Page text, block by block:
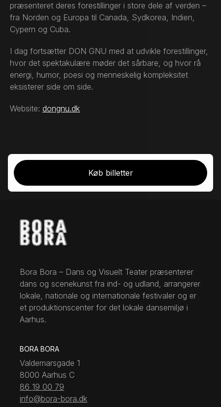
præsenteret deres forestillinger i store dele af verden –
fra Norden og Europa til Canada, Sydkorea, Indien,
Cypern og Cuba.
I dag fortsætter DON GNU med at udvikle forestillinger,
hvor det spektakulære møder det sårbare, og hvor rå
energi, humor, poesi og menneskelig kompleksitet
eksisterer side om side.
Website: dongnu.dk
Køb billetter
Bora Bora – Dans og Visuelt Teater præsenterer
dans og scenekunst fra ind- og udland, arrangerer
lokale, nationale og internationale festivaler og er
et produktionscenter for det lokale dansemiljø i
Aarhus.
BORA BORA
Valdemarsgade 1
8000 Aarhus C
86 19 00 79
info@bora-bora.dk